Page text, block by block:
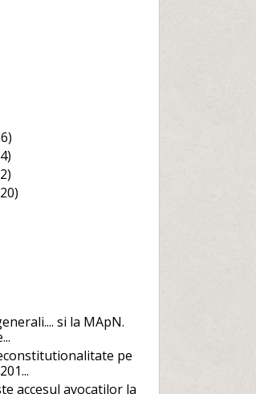
si la MApN.
pe
accesul avocatilor la